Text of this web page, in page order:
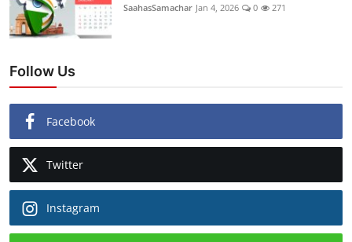
SaahasSamachar Jan 4, 2026 0 271
Follow Us
Facebook
Twitter
Instagram